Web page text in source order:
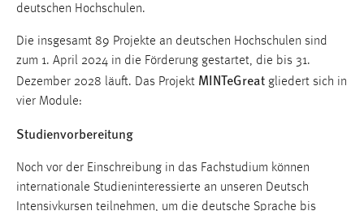
deutschen Hochschulen.
Die insgesamt 89 Projekte an deutschen Hochschulen sind
zum 1. April 2024 in die Förderung gestartet, die bis 31.
Dezember 2028 läuft. Das Projekt MINTeGreat gliedert sich in
vier Module:
Studienvorbereitung
Noch vor der Einschreibung in das Fachstudium können
internationale Studieninteressierte an unseren Deutsch
Intensivkursen teilnehmen, um die deutsche Sprache bis
Dieser Cookie speichert die ausgewählten Einverständnis-
Optionen des Benutzers
Cookie Laufzeit:
1 Jahr
Name:
staticfilecache